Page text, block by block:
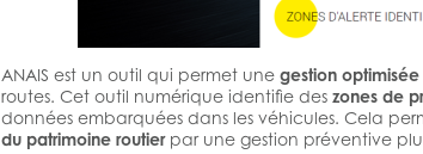
ANAIS est un outil qui permet une gestion
routes. Cet outil numérique identifie des zones de
données embarquées dans les véhicules. Cela
du patrimoine routierpar une gestion préventive